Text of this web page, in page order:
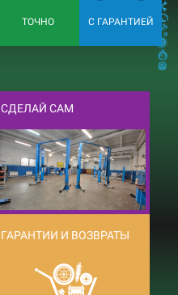
ТОЧНО С ГАРАНТИЕЙ
СДЕЛАЙ САМ
ГАРАНТИИ И ВОЗВРАТЫ